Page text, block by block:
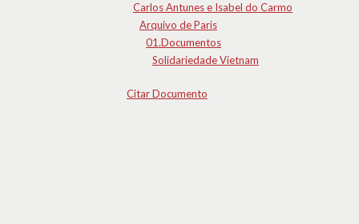
Carlos Antunes e Isabel do Carmo
Arquivo de Paris
01.Documentos
Solidariedade Vietnam
Citar Documento